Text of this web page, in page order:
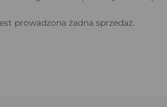
prowadzona żadna sprzedaż.